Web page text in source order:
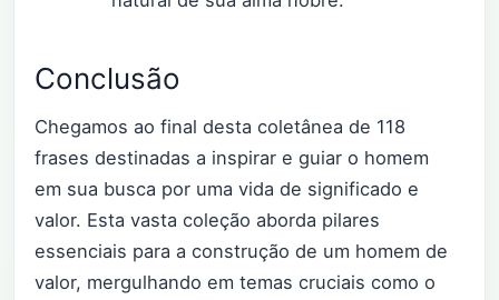
Conclusão
Chegamos ao final desta coletânea de 118
frases destinadas a inspirar e guiar o homem
em sua busca por uma vida de significado e
valor. Esta vasta coleção aborda pilares
essenciais para a construção de um homem de
valor, mergulhando em temas cruciais como o